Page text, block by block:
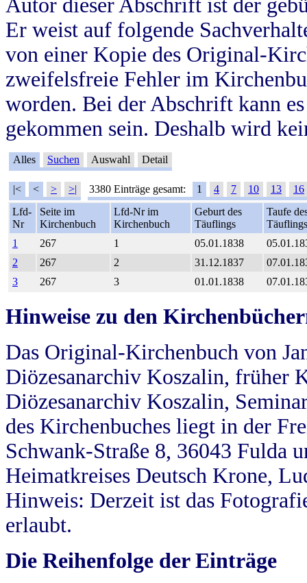
Autor dieser Abschrift ist der
Er weist auf folgende
von einer Kopie des Original-
zweifelsfreie Fehler im
worden. Bei der Abschrift kann
gekommen sein. Deshalb wird
Alles Suchen Auswahl Detail
|< < > >| 3380 Einträge gesamt: 1 4 7 10 13
16
Lfd-
Nr
Seite im
Kirchenbuch
Lfd-Nr im
Kirchenbuch
Geburt des
Täuflings
Taufe
Täuflings
1
267 1 05.01.1838
2
267 2 31.12.1837
3
267 3 01.01.1838
Hinweise zu den
Das Original-Kirchenbuch von
Diözesanarchiv Koszalin, früher
Diözesanarchiv Koszalin,
des Kirchenbuches liegt in der
Schwank-Straße 8, 36043 Fulda
Heimatkreises Deutsch Krone,
Hinweis: Derzeit ist das
erlaubt.
Die Reihenfolge der Einträge